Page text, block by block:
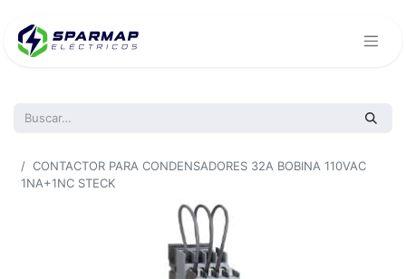
CONTACTOR PARA CONDENSADORES 32A BOBINA 110VAC
1NA+1NC STECK